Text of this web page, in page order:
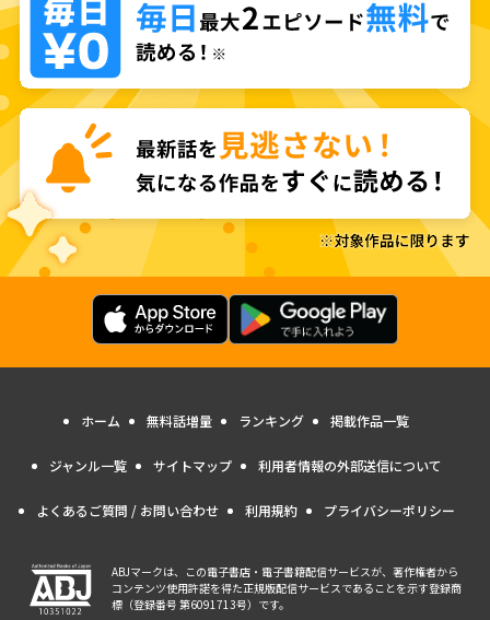
ホーム 無料話増量 ランキング 掲載作品一覧
ジャンル一覧 サイトマップ 利用者情報の外部送信について
よくあるご質問 / お問い合わせ 利用規約 プライバシーポリシー
ABJマークは、この電子書店・電子書籍配信サービスが、著作権者から
コンテンツ使用許諾を得た正規版配信サービスであることを示す登録商
標（登録番号 第6091713号）です。